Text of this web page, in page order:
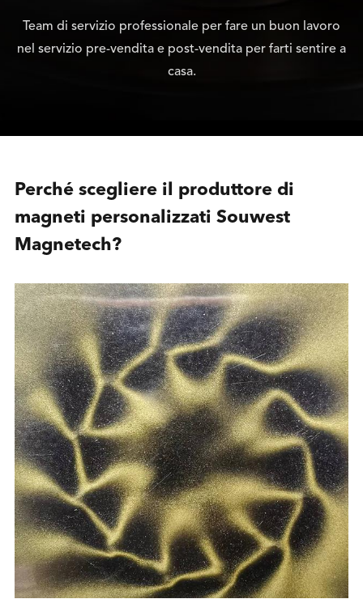
Team di servizio professionale per fare un buon lavoro
nel servizio pre-vendita e post-vendita per farti sentire a
casa.
Perché scegliere il produttore di
magneti personalizzati Souwest
Magnetech?